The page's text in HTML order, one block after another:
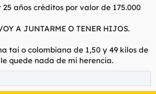
25 años créditos por valor de 175.000
A JUNTARME O TENER HIJOS.
tai o colombiana de 1,50 y 49 kilos de
quede nada de mi herencia.